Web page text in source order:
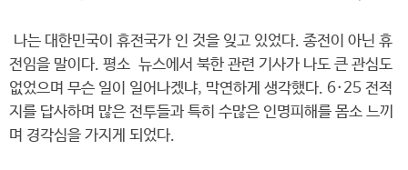
나는 대한민국이 휴전국가 인 것을 잊고 있었다. 종전이 아닌 휴
전임을 말이다. 평소 뉴스에서 북한 관련 기사가 나도 큰 관심도
없었으며 무슨 일이 일어나겠냐, 막연하게 생각했다. 6·25 전적
지를 답사하며 많은 전투들과 특히 수많은 인명피해를 몸소 느끼
며 경각심을 가지게 되었다.